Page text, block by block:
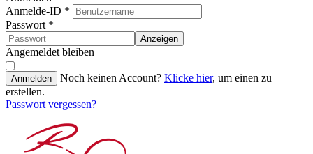
Anmelde-ID *
Passwort *
Anzeigen
Angemeldet bleiben
Anmelden Noch keinen Account? Klicke hier, um einen zu
erstellen.
Passwort vergessen?